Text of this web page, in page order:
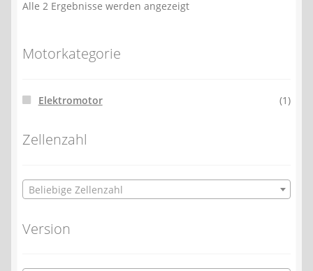
Alle 2 Ergebnisse werden angezeigt
Motorkategorie
Elektromotor (1)
Zellenzahl
Beliebige Zellenzahl
Version